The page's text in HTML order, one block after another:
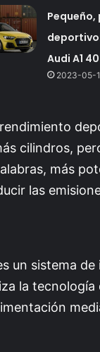
Pequeño,
Audi A1
2023-05-
cilindros,
más
las
un sistema
la